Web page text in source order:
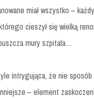
miał wszystko –
cieszył się wielką
mury szpitala…
intrygująca, że nie
– element